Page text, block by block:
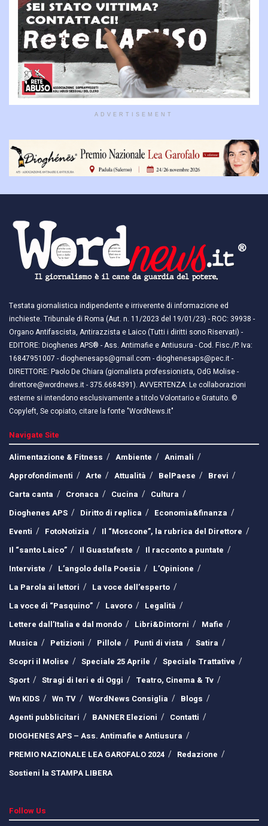
ADVERTISEMENT
Testata giornalistica indipendente e irriverente di informazione ed
inchieste. Tribunale di Roma (Aut. n. 11/2023 del 19/01/23) - ROC: 39938 -
Organo Antifascista, Antirazzista e Laico (Tutti i diritti sono Riservati) -
EDITORE: Dioghenes APS® - Ass. Antimafie e Antiusura - Cod. Fisc./P. Iva:
16847951007 - dioghenesaps@gmail.com - dioghenesaps@pec.it - ​​
DIRETTORE: Paolo De Chiara (giornalista professionista, OdG Molise -
direttore@wordnews.it - ​​375.6684391). AVVERTENZA: Le collaborazioni
esterne si intendono esclusivamente a titolo Volontario e Gratuito. ©
Copyleft, Se copiato, citare la fonte "WordNews.it"
Navigate Site
Alimentazione & Fitness
Ambiente
Animali
Approfondimenti
Arte Attualità BelPaese
Brevi
Carta canta
Cronaca Cucina
Cultura
Dioghenes APS
Diritto di replica
Economia&finanza
Eventi
FotoNotizia
Il “Moscone”, la rubrica del Direttore
Il “santo Laico”
Il Guastafeste
Il racconto a puntate
Interviste
L’angolo della Poesia
L’Opinione
La Parola ai lettori
La voce dell’esperto
La voce di “Pasquino”
Lavoro
Legalità
Lettere dall’Italia e dal mondo
Libri&Dintorni
Mafie
Musica
Petizioni Pillole Punti di vista
Satira
Scopri il Molise
Speciale 25 Aprile
Speciale Trattative
Sport
Stragi di Ieri e di Oggi
Teatro, Cinema & Tv
Wn KIDS
Wn TV WordNews Consiglia
Blogs
Agenti pubblicitari
BANNER Elezioni
Contatti
DIOGHENES APS – Ass. Antimafie e Antiusura
PREMIO NAZIONALE LEA GAROFALO 2024
Redazione
Sostieni la STAMPA LIBERA
Follow Us